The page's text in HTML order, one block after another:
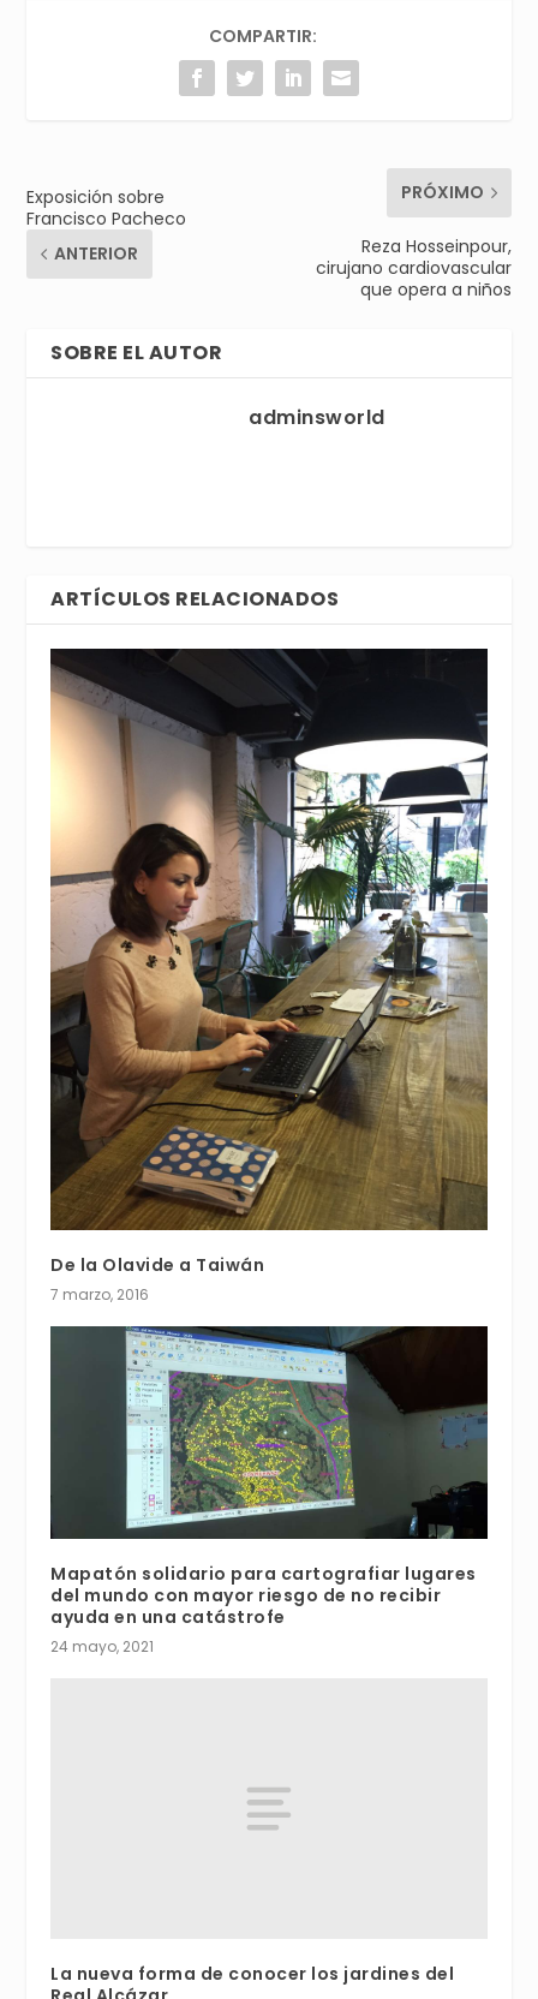
COMPARTIR:
Exposición sobre
Francisco Pacheco
ANTERIOR
PRÓXIMO
Reza Hosseinpour,
cirujano cardiovascular
que opera a niños
SOBRE EL AUTOR
adminsworld
ARTÍCULOS RELACIONADOS
De la Olavide a Taiwán
7 marzo, 2016
Mapatón solidario para cartografiar lugares
del mundo con mayor riesgo de no recibir
ayuda en una catástrofe
24 mayo, 2021
La nueva forma de conocer los jardines del